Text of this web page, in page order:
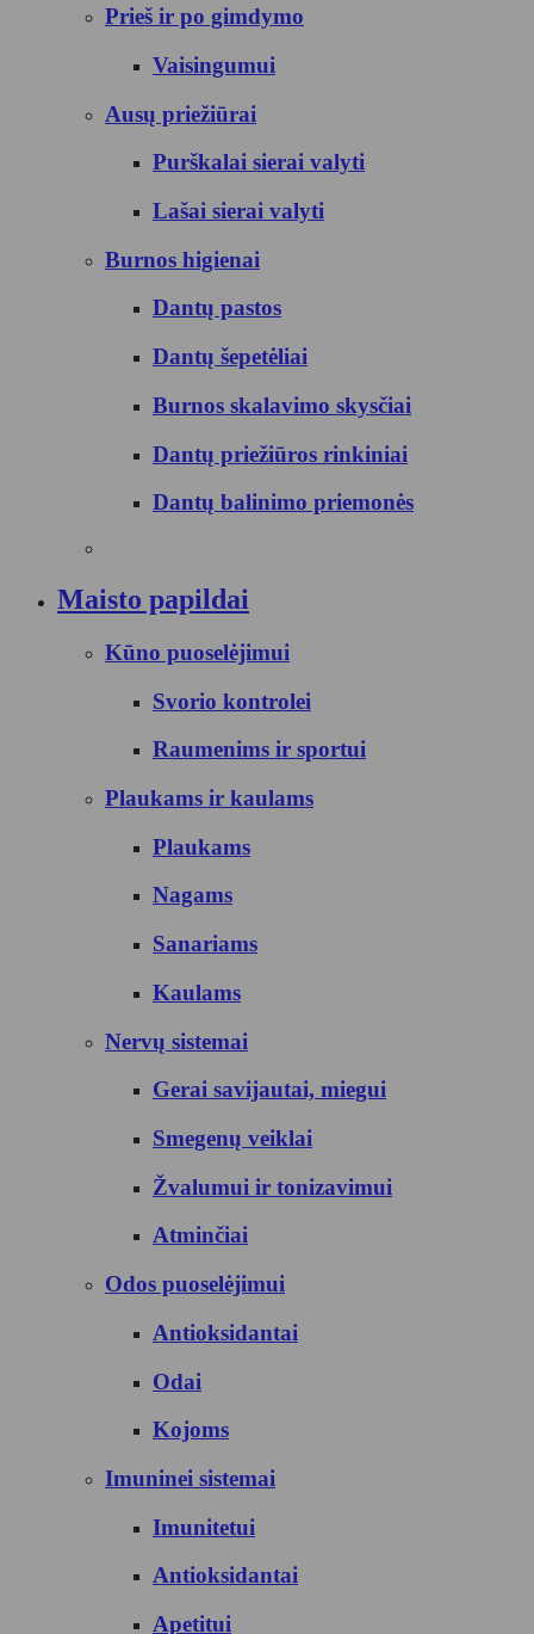
Prieš ir po gimdymo
Vaisingumui
Ausų priežiūrai
Purškalai sierai valyti
Lašai sierai valyti
Burnos higienai
Dantų pastos
Dantų šepetėliai
Burnos skalavimo skysčiai
Dantų priežiūros rinkiniai
Dantų balinimo priemonės
Maisto papildai
Kūno puoselėjimui
Svorio kontrolei
Raumenims ir sportui
Plaukams ir kaulams
Plaukams
Nagams
Sanariams
Kaulams
Nervų sistemai
Gerai savijautai, miegui
Smegenų veiklai
Žvalumui ir tonizavimui
Atminčiai
Odos puoselėjimui
Antioksidantai
Odai
Kojoms
Imuninei sistemai
Imunitetui
Antioksidantai
Apetitui